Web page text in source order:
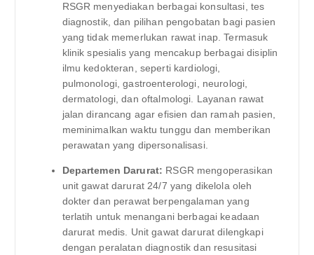
RSGR menyediakan berbagai konsultasi, tes
diagnostik, dan pilihan pengobatan bagi pasien
yang tidak memerlukan rawat inap. Termasuk
klinik spesialis yang mencakup berbagai disiplin
ilmu kedokteran, seperti kardiologi,
pulmonologi, gastroenterologi, neurologi,
dermatologi, dan oftalmologi. Layanan rawat
jalan dirancang agar efisien dan ramah pasien,
meminimalkan waktu tunggu dan memberikan
perawatan yang dipersonalisasi.
Departemen Darurat: RSGR mengoperasikan
unit gawat darurat 24/7 yang dikelola oleh
dokter dan perawat berpengalaman yang
terlatih untuk menangani berbagai keadaan
darurat medis. Unit gawat darurat dilengkapi
dengan peralatan diagnostik dan resusitasi